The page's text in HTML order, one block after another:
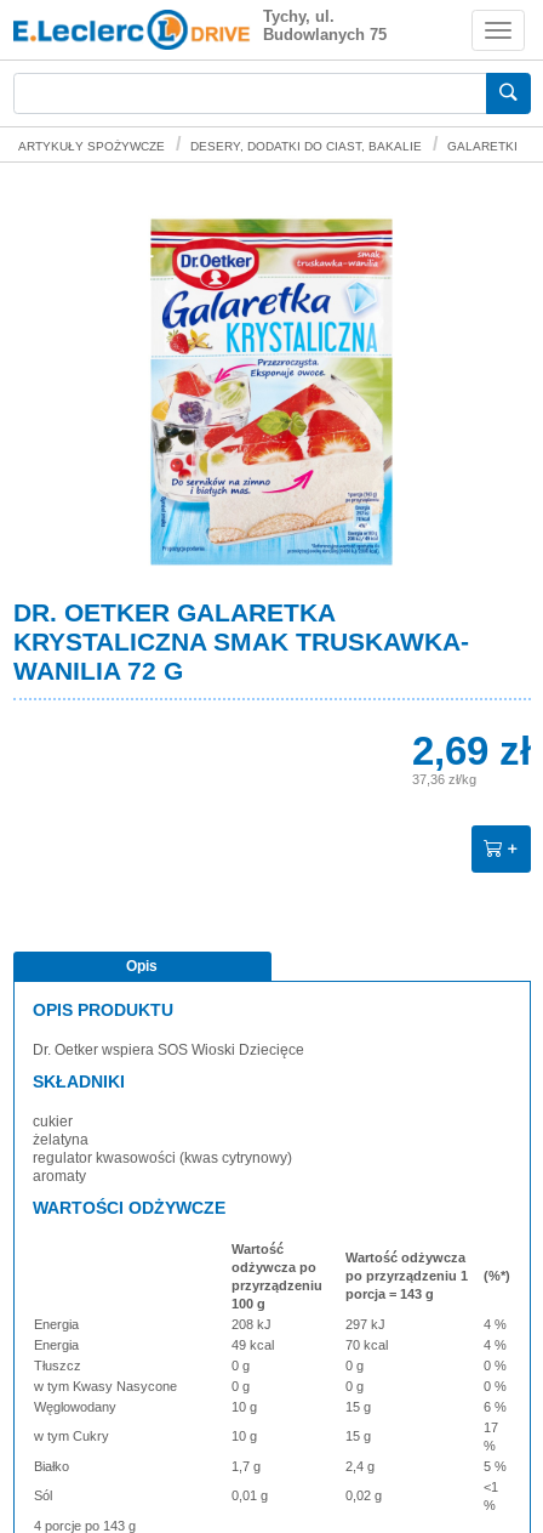
Dr. Oetker Galaretka krystaliczna smak
truskawka-wanilia 72 g
Tychy, ul.
Budowlanych 75
ARTYKUŁY SPOŻYWCZE DESERY, DODATKI DO CIAST, BAKALIE GALARETKI
DR. OETKER GALARETKA
KRYSTALICZNA SMAK TRUSKAWKA-
WANILIA 72 G
2,69 zł
37,36 zł/kg
Opis
OPIS PRODUKTU
Dr. Oetker wspiera SOS Wioski Dziecięce
SKŁADNIKI
cukier
żelatyna
regulator kwasowości (kwas cytrynowy)
aromaty
WARTOŚCI ODŻYWCZE
Wartość
odżywcza po
przyrządzeniu
100 g
Wartość odżywcza
po przyrządzeniu 1
porcja = 143 g
(%*)
Energia 208 kJ 297 kJ
4 %
Energia
49 kcal 70 kcal
4 %
Tłuszcz
0 g 0 g
0 %
w tym Kwasy Nasycone
0 g 0 g
0 %
Węglowodany
10 g 15 g
6 %
w tym Cukry
10 g 15 g
17
%
Białko
1,7 g 2,4 g
5 %
Sól
0,01 g 0,02 g
<1
%
4 porcje po 143 g